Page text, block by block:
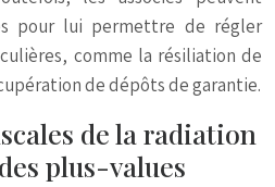
pour lui permettre de régler
comme la résiliation de
de dépôts de garantie.
de la radiation
plus-values